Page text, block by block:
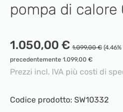
pompa di calore
Prezzo di vendita:
1.050,00 € Prezzo normale:
1.099,00 €
precedentemente 1.099,00 €
Prezzi incl. IVA più costi di
Codice prodotto: SW10332